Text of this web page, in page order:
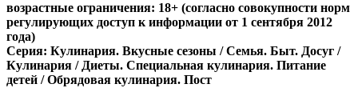
возрастные ограничения: 18+ (согласно совокупности норм
регулирующих доступ к информации от 1 сентября 2012
года)
Серия: Кулинария. Вкусные сезоны / Семья. Быт. Досуг /
Кулинария / Диеты. Специальная кулинария. Питание
детей / Обрядовая кулинария. Пост